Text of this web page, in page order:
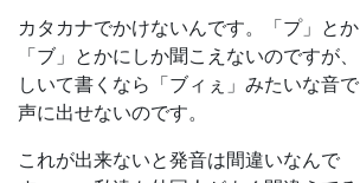
カタカナでかけないんです。「プ」とか
「ブ」とかにしか聞こえないのですが、
しいて書くなら「ブィぇ」みたいな音で
声に出せないのです。
これが出来ないと発音は間違いなんで